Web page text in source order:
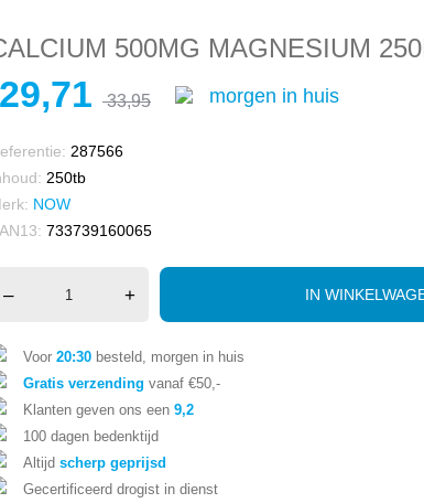
500MG MAGNESIUM
29,71 33,95 morgen in huis
287566
250tb
NOW
733739160065
– + IN
Voor 20:30 besteld, morgen in huis
Gratis verzending vanaf €50,-
Klanten geven ons een 9,2
100 dagen bedenktijd
Altijd scherp geprijsd
Gecertificeerd drogist in dienst